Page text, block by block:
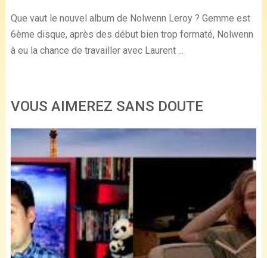
Que vaut le nouvel album de Nolwenn Leroy ? Gemme est
6ème disque, après des début bien trop formaté, Nolwenn
à eu la chance de travailler avec Laurent ...
VOUS AIMEREZ SANS DOUTE